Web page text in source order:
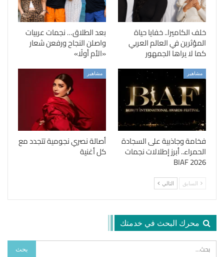
خلف الكاميرا.. خفايا حياة
المؤثرين في العالم العربي
كما لا يراها الجمهور
بعد الطلاق… نجمات عربيات
واصلن النجاح ورفعن شعار
«الأم أولًا»
مشاهير
فخامة وجاذبية على السجادة
الحمراء.. أبرز إطلالات نجمات
BIAF 2026
مشاهير
أصالة نصري نجومية تتجدد مع
كل أغنية
السابق التالي
محرك البحث في خدمتك